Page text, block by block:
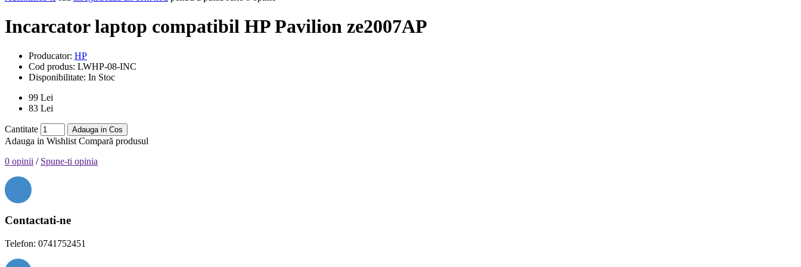
Incarcator laptop compatibil HP Pavilion ze2007AP
Producator: HP
Cod produs: LWHP-08-INC
Disponibilitate: In Stoc
99 Lei
83 Lei
Cantitate Adauga in Cos
Adauga in Wishlist Compară produsul
0 opinii / Spune-ti opinia
Contactati-ne
Telefon: 0741752451